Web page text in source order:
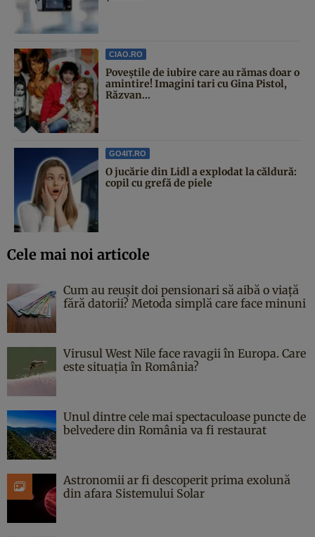
CIAO.RO
Poveştile de iubire care au rămas doar o
amintire! Imagini tari cu Gina Pistol,
Răzvan...
GO4IT.RO
O jucărie din Lidl a explodat la căldură:
copil cu grefă de piele
Cele mai noi articole
Cum au reușit doi pensionari să aibă o viață
fără datorii? Metoda simplă care face minuni
Virusul West Nile face ravagii în Europa. Care
este situația în România?
Unul dintre cele mai spectaculoase puncte de
belvedere din România va fi restaurat
Astronomii ar fi descoperit prima exolună
din afara Sistemului Solar